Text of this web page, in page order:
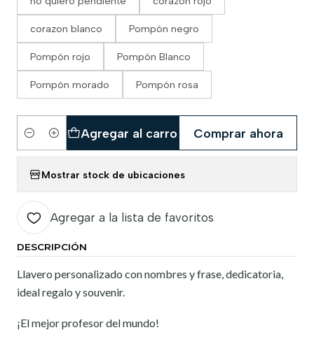
corazon blanco Pompón negro
Pompón rojo Pompón Blanco
Pompón morado Pompón rosa
Cantidad
Agregar al carro Comprar ahora
Mostrar stock de ubicaciones
Agregar a la lista de favoritos
DESCRIPCIÓN
Llavero personalizado con nombres y frase, dedicatoria,
ideal regalo y souvenir.
¡El mejor profesor del mundo!